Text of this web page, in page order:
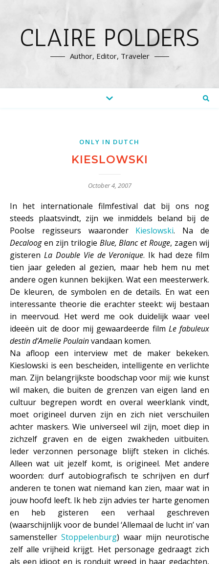
CLAIRE POLDERS
Author, Editor, Traveler
ONLY IN DUTCH
KIESLOWSKI
October 4, 2007
In het internationale filmfestival dat bij ons nog
steeds plaatsvindt, zijn we inmiddels beland bij de
Poolse regisseurs waaronder Kieslowski. Na de
Decaloogen zijn trilogie Blue, Blanc et Rouge, zagen wij
gisteren La Double Vie de Veronique. Ik had deze film
tien jaar geleden al gezien, maar heb hem nu met
andere ogen kunnen bekijken. Wat een meesterwerk.
De kleuren, de symbolen en de details. En wat een
interessante theorie die erachter steekt: wij bestaan
in meervoud. Het werd me ook duidelijk waar veel
ideeën uit de door mij gewaardeerde film Le fabuleux
destin d’Amelie Poulainvandaan komen.
Na afloop een interview met de maker bekeken.
Kieslowski is een bescheiden, intelligente en verlichte
man. Zijn belangrijkste boodschap voor mij: wie kunst
wil maken, die buiten de grenzen van eigen land en
cultuur begrepen wordt en overal weerklank vindt,
moet origineel durven zijn en zich niet verschuilen
achter maskers. Wie universeel wil zijn, moet diep in
zichzelf graven en de eigen zwakheden uitbuiten.
Ieder verzonnen personage blijft steken in clichés.
Alleen wat uit jezelf komt, is origineel. Met andere
woorden: durf autobiografisch te schrijven en durf
anderen te tonen wat niemand kan zien, maar wat in
jouw hoofd leeft. Ik heb zijn advies ter harte genomen
en heb gisteren een verhaal geschreven
(waarschijnlijk voor de bundel ‘Allemaal de lucht in’ van
samenstellerStoppelenburg) waar mijn neurotische
zelf alle vrijheid krijgt. Het personage gedraagt zich
als een idioot en is ronduit wreed in haar gedachten,